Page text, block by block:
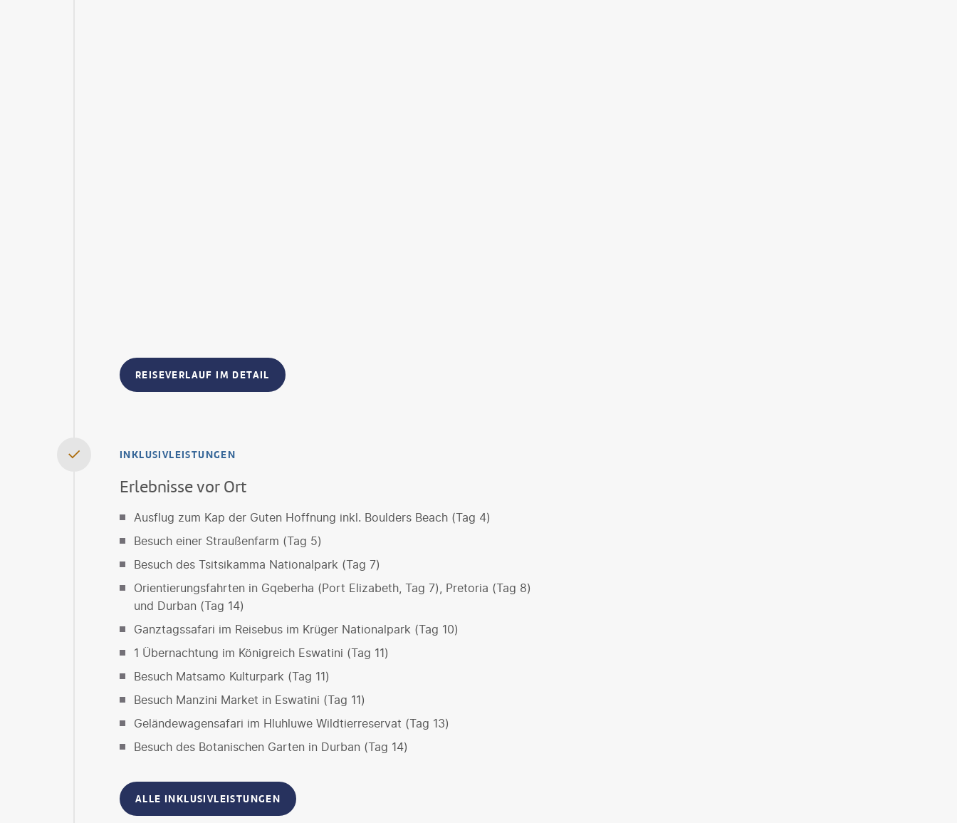
REISEVERLAUF IM DETAIL
INKLUSIVLEISTUNGEN
Erlebnisse vor Ort
Ausflug zum Kap der Guten Hoffnung inkl. Boulders Beach (Tag 4)
Besuch einer Straußenfarm (Tag 5)
Besuch des Tsitsikamma Nationalpark (Tag 7)
Orientierungsfahrten in Gqeberha (Port Elizabeth, Tag 7), Pretoria (Tag 8)
und Durban (Tag 14)
Ganztagssafari im Reisebus im Krüger Nationalpark (Tag 10)
1 Übernachtung im Königreich Eswatini (Tag 11)
Besuch Matsamo Kulturpark (Tag 11)
Besuch Manzini Market in Eswatini (Tag 11)
Geländewagensafari im Hluhluwe Wildtierreservat (Tag 13)
Besuch des Botanischen Garten in Durban (Tag 14)
ALLE INKLUSIVLEISTUNGEN